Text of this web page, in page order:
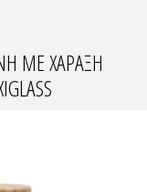
ΜΕ ΧΑΡΑΞΗ